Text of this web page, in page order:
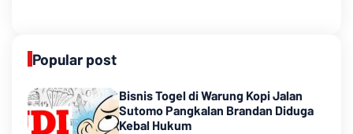
Popular post
Bisnis Togel di Warung Kopi Jalan
Sutomo Pangkalan Brandan Diduga
Kebal Hukum